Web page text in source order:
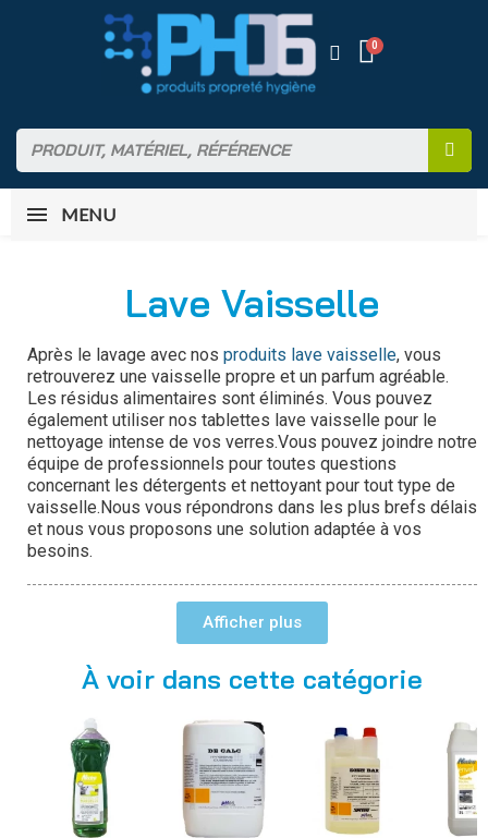
MENU
Lave Vaisselle
Après le lavage avec nos produits lave vaisselle, vous
retrouverez une vaisselle propre et un parfum agréable.
Les résidus alimentaires sont éliminés. Vous pouvez
également utiliser nos tablettes lave vaisselle pour le
nettoyage intense de vos verres.Vous pouvez joindre notre
équipe de professionnels pour toutes questions
concernant les détergents et nettoyant pour tout type de
vaisselle.Nous vous répondrons dans les plus brefs délais
et nous vous proposons une solution adaptée à vos
besoins.
Lave verre
Décapant Four
Afficher
À voir dans cette catégorie